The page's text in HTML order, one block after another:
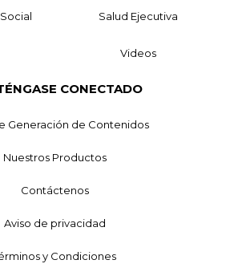
Salud Ejecutiva
Videos
CONECTADO
Generación de Contenidos
Nuestros Productos
Contáctenos
Aviso de privacidad
y Condiciones